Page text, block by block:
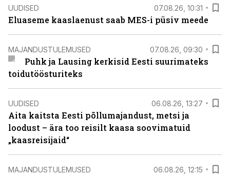
UUDISED 07.08.26, 10:31
Eluaseme kaaslaenust saab MES-i püsiv meede
MAJANDUSTULEMUSED 07.08.26, 09:30
Puhk ja Lausing kerkisid Eesti suurimateks
toidutöösturiteks
UUDISED 06.08.26, 13:27
Aita kaitsta Eesti põllumajandust, metsi ja
loodust – ära too reisilt kaasa soovimatuid
„kaasreisijaid“
MAJANDUSTULEMUSED 06.08.26, 12:15